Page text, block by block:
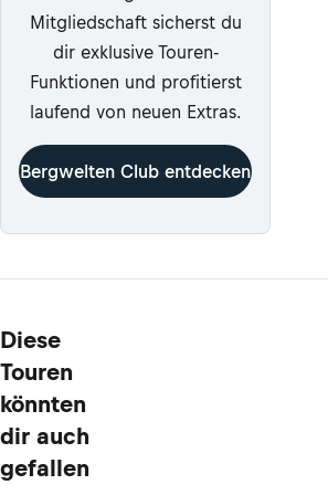
Mitgliedschaft sicherst du
dir exklusive Touren-
Funktionen und profitierst
laufend von neuen Extras.
Bergwelten Club entdecken
Diese
Touren
könnten
dir auch
gefallen